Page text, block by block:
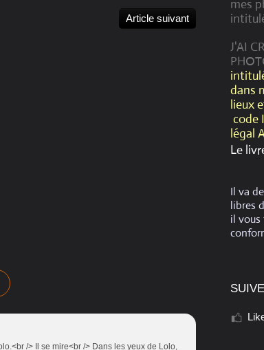
Article suivant
/> Il se mire<br /> Dans les yeux de Lolo,
mes
J'AI
dans
lieux
code
légal
Le
Il va
libres
il vous